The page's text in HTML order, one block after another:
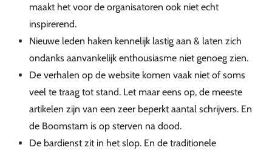
maakt het voor de organisatoren ook niet echt
inspirerend.
Nieuwe leden haken kennelijk lastig aan & laten zich
ondanks aanvankelijk enthousiasme niet genoeg zien.
De verhalen op de website komen vaak niet of soms
veel te traag tot stand. Let maar eens op, de meeste
artikelen zijn van een zeer beperkt aantal schrijvers. En
de Boomstam is op sterven na dood.
De bardienst zit in het slop. En de traditionele